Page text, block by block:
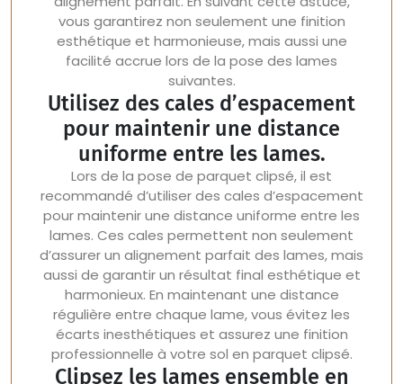
vous garantirez non seulement une finition
esthétique et harmonieuse, mais aussi une
facilité accrue lors de la pose des lames
suivantes.
Utilisez des cales d’espacement
pour maintenir une distance
uniforme entre les lames.
Lors de la pose de parquet clipsé, il est
recommandé d’utiliser des cales d’espacement
pour maintenir une distance uniforme entre les
lames. Ces cales permettent non seulement
d’assurer un alignement parfait des lames, mais
aussi de garantir un résultat final esthétique et
harmonieux. En maintenant une distance
régulière entre chaque lame, vous évitez les
écarts inesthétiques et assurez une finition
professionnelle à votre sol en parquet clipsé.
Clipsez les lames ensemble en